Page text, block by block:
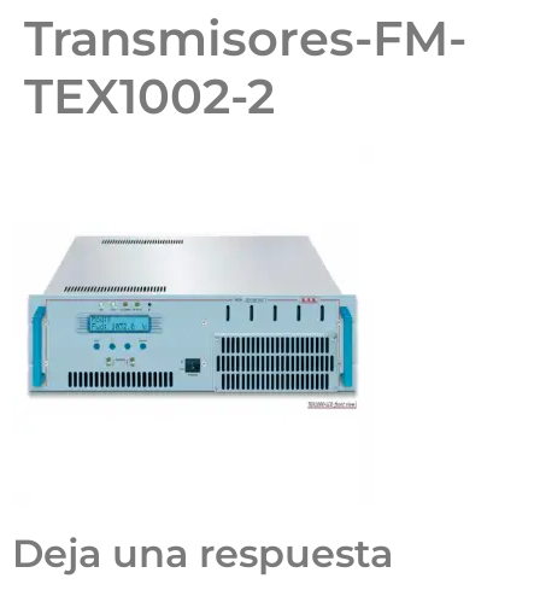
Transmisores-FM-
TEX1002-2
Deja una respuesta